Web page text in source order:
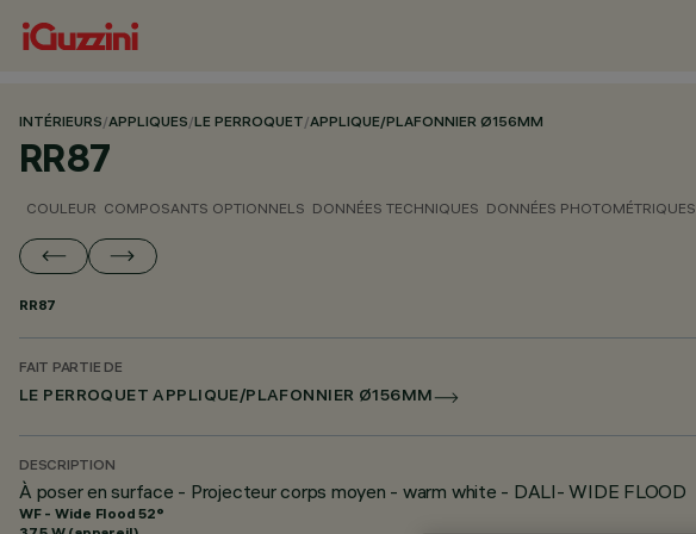
INTÉRIEURS/APPLIQUES/LE PERROQUET/APPLIQUE/PLAFONNIER Ø156MM
RR87
COULEUR COMPOSANTS OPTIONNELS DONNÉES TECHNIQUES DONNÉES PHOTOMÉTRIQUES
RR87
FAIT PARTIE DE
LE PERROQUET APPLIQUE/PLAFONNIER Ø156MM
DESCRIPTION
À poser en surface - Projecteur corps moyen - warm white - DALI- WIDE FLOOD
WF - Wide Flood 52°